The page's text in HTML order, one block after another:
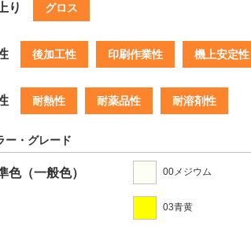
り グロス
後加工性 印刷作業性 機上安定性
耐熱性 耐薬品性 耐溶剤性
ー・グレード
色（一般色） 00メジウム
03青黄